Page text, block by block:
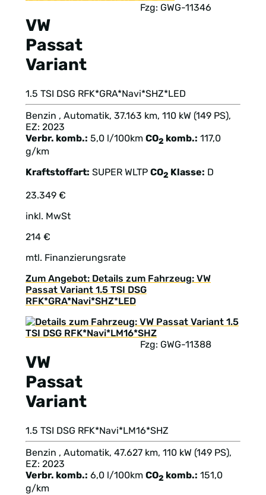
VW
Passat
Variant
Fzg: GWG-11346
1.5 TSI DSG RFK*GRA*Navi*SHZ*LED
Benzin , Automatik, 37.163 km, 110 kW (149 PS),
EZ: 2023
Verbr. komb.: 5,0 l/100km CO2 komb.: 117,0
g/km
Kraftstoffart: SUPER WLTP CO2 Klasse: D
23.349 €
inkl. MwSt
214 €
mtl. Finanzierungsrate
Zum Angebot: Details zum Fahrzeug: VW
Passat Variant 1.5 TSI DSG
RFK*GRA*Navi*SHZ*LED
VW
Passat
Variant
Fzg: GWG-11388
1.5 TSI DSG RFK*Navi*LM16*SHZ
Benzin , Automatik, 47.627 km, 110 kW (149 PS),
EZ: 2023
Verbr. komb.: 6,0 l/100km CO2 komb.: 151,0
g/km